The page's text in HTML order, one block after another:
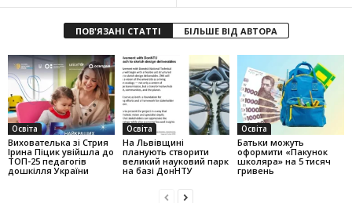
ПОВ'ЯЗАНІ СТАТТІ БІЛЬШЕ ВІД АВТОРА
Освіта
Вихователька зі Стрия
Ірина Піцик увійшла до
ТОП-25 педагогів
дошкілля України
Освіта
На Львівщині
планують створити
великий науковий парк
на базі ДонНТУ
Освіта
Батьки можуть
оформити «Пакунок
школяра» на 5 тисяч
гривень